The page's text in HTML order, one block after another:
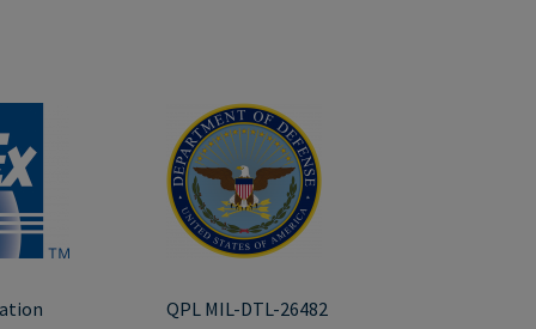
QPL MIL-DTL-26482